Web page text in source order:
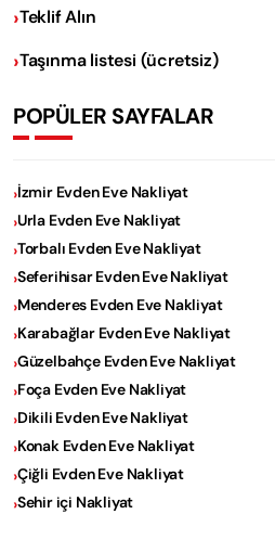
Teklif Alın
Taşınma listesi (ücretsiz)
POPÜLER SAYFALAR
İzmir Evden Eve Nakliyat
Urla Evden Eve Nakliyat
Torbalı Evden Eve Nakliyat
Seferihisar Evden Eve Nakliyat
Menderes Evden Eve Nakliyat
Karabağlar Evden Eve Nakliyat
Güzelbahçe Evden Eve Nakliyat
Foça Evden Eve Nakliyat
Dikili Evden Eve Nakliyat
Konak Evden Eve Nakliyat
Çiğli Evden Eve Nakliyat
Sehir içi Nakliyat